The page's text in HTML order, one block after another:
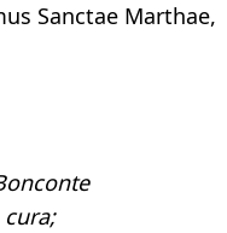
Sanctae Marthae,